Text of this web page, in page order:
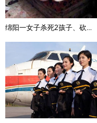
绵阳一女子杀死2孩子、砍...